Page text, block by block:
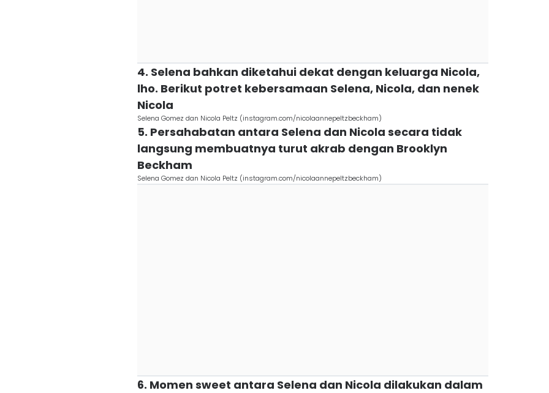
4. Selena bahkan diketahui dekat dengan keluarga Nicola,
lho. Berikut potret kebersamaan Selena, Nicola, dan nenek
Nicola
Selena Gomez dan Nicola Peltz (instagram.com/nicolaannepeltzbeckham)
5. Persahabatan antara Selena dan Nicola secara tidak
langsung membuatnya turut akrab dengan Brooklyn
Beckham
Selena Gomez dan Nicola Peltz (instagram.com/nicolaannepeltzbeckham)
6. Momen sweet antara Selena dan Nicola dilakukan dalam